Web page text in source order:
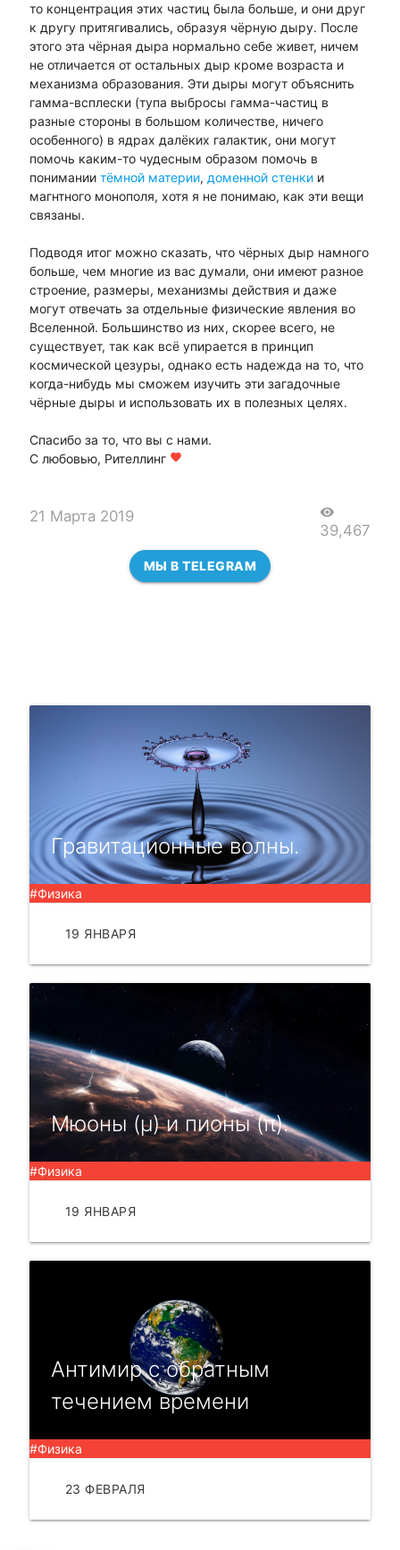
то концентрация этих частиц была больше, и они друг
к другу притягивались, образуя чёрную дыру. После
этого эта чёрная дыра нормально себе живет, ничем
не отличается от остальных дыр кроме возраста и
механизма образования. Эти дыры могут объяснить
гамма-всплески (тупа выбросы гамма-частиц в
разные стороны в большом количестве, ничего
особенного) в ядрах далёких галактик, они могут
помочь каким-то чудесным образом помочь в
понимании тёмной материи, доменной стенкии
магнтного монополя, хотя я не понимаю, как эти вещи
связаны.
Подводя итог можно сказать, что чёрных дыр намного
больше, чем многие из вас думали, они имеют разное
строение, размеры, механизмы действия и даже
могут отвечать за отдельные физические явления во
Вселенной. Большинство из них, скорее всего, не
существует, так как всё упирается в принцип
космической цезуры, однако есть надежда на то, что
когда-нибудь мы сможем изучить эти загадочные
чёрные дыры и использовать их в полезных целях.
Спасибо за то, что вы с нами.
С любовью, Рителлинг favorite
21 Марта 2019 visibility
39,467
МЫ В TELEGRAM
Гравитационные волны.
#Физика
19 ЯНВАРЯ
Мюоны (μ) и пионы (π).
#Физика
19 ЯНВАРЯ
Антимир с обратным
течением времени
#Физика
23 ФЕВРАЛЯ